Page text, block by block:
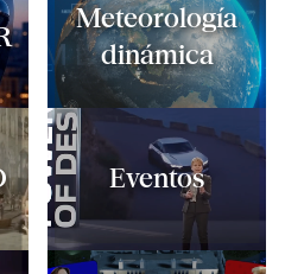
Meteorología
dinámica
Eventos